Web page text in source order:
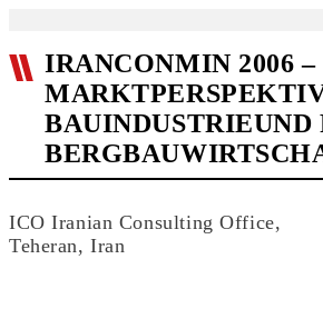
IRANCONMIN 2006 –
BAUINDUSTRIEUND
ICO Iranian Consulting Office,
Teheran, Iran